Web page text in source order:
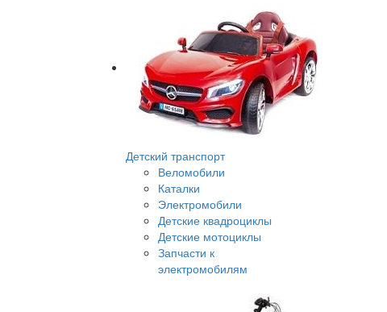
Детский транспорт
Веломобили
Каталки
Электромобили
Детские квадроциклы
Детские мотоциклы
Запчасти к
электромобилям